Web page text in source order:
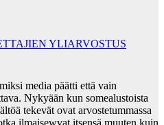
YLIARVOSTUS
media päätti että vain
Nykyään kun somealustoista
tekevät ovat arvostetummassa
ilmaisewvat itsensä muuten kuin